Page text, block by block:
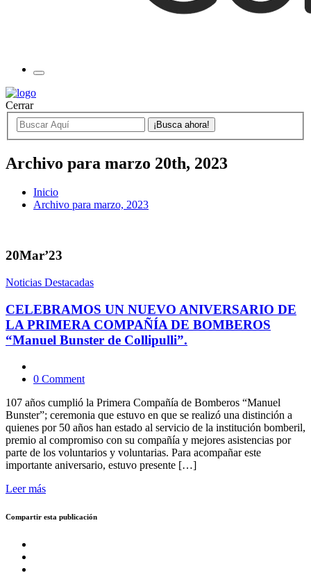
Cerrar
Archivo para marzo 20th, 2023
Inicio
Archivo para marzo, 2023
20Mar’23
Noticias Destacadas
CELEBRAMOS UN NUEVO ANIVERSARIO DE
LA PRIMERA COMPAÑÍA DE BOMBEROS
“Manuel Bunster de Collipulli”.
0 Comment
107 años cumplió la Primera Compañía de Bomberos “Manuel
Bunster”; ceremonia que estuvo en que se realizó una distinción a
quienes por 50 años han estado al servicio de la institución bomberil,
premio al compromiso con su compañía y mejores asistencias por
parte de los voluntarios y voluntarias. Para acompañar este
importante aniversario, estuvo presente […]
Leer más
Compartir esta publicación